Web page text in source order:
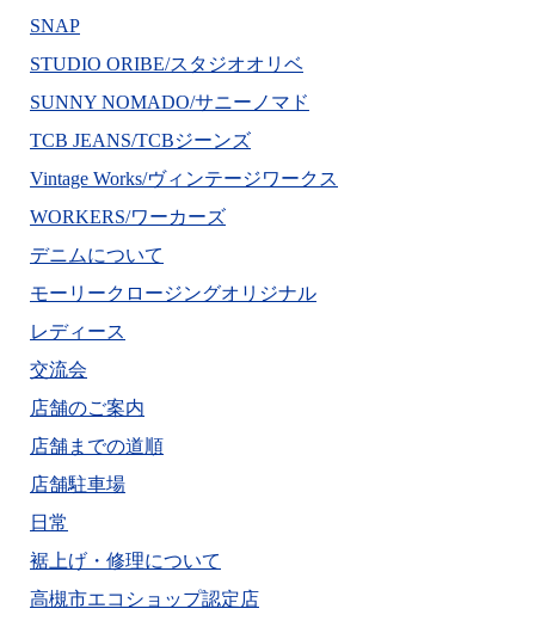
SNAP
STUDIO ORIBE/スタジオオリベ
SUNNY NOMADO/サニーノマド
TCB JEANS/TCBジーンズ
Vintage Works/ヴィンテージワークス
WORKERS/ワーカーズ
デニムについて
モーリークロージングオリジナル
レディース
交流会
店舗のご案内
店舗までの道順
店舗駐車場
日常
裾上げ・修理について
高槻市エコショップ認定店